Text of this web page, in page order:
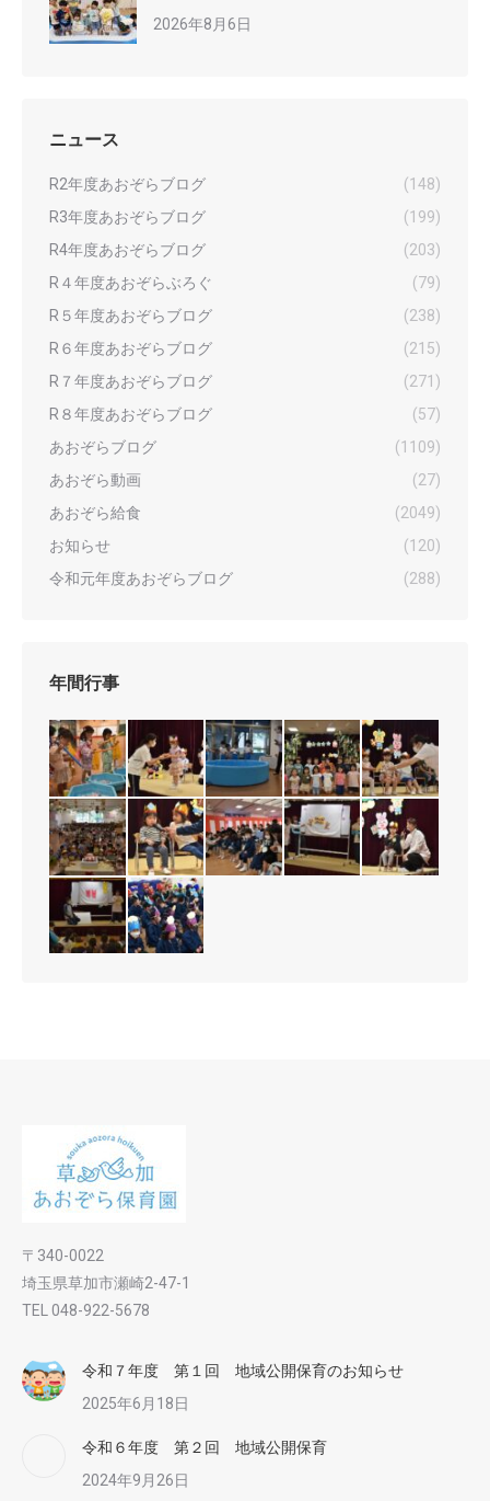
2026年8月6日
ニュース
R2年度あおぞらブログ
(148)
R3年度あおぞらブログ
(199)
R4年度あおぞらブログ
(203)
R４年度あおぞらぶろぐ
(79)
R５年度あおぞらブログ
(238)
R６年度あおぞらブログ
(215)
R７年度あおぞらブログ
(271)
R８年度あおぞらブログ
(57)
あおぞらブログ
(1109)
あおぞら動画
(27)
あおぞら給食
(2049)
お知らせ
(120)
令和元年度あおぞらブログ
(288)
年間行事
〒340-0022
埼玉県草加市瀬崎2-47-1
TEL 048-922-5678
令和７年度 第１回 地域公開保育のお知らせ
2025年6月18日
令和６年度 第２回 地域公開保育
2024年9月26日